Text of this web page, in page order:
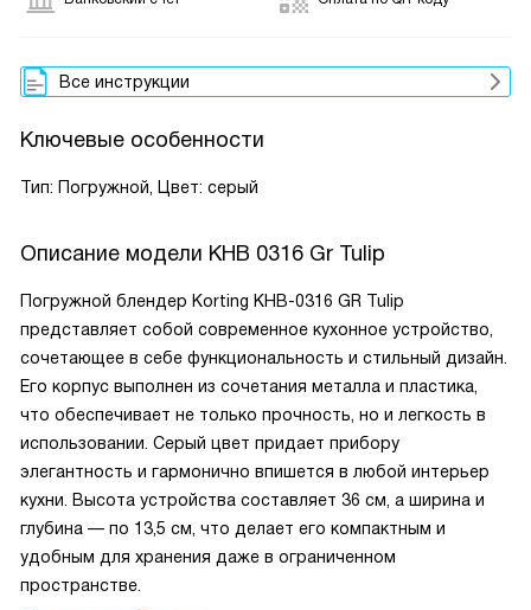
Все инструкции
Ключевые особенности
Тип: Погружной, Цвет: серый
Описание модели KHB 0316 Gr Tulip
Погружной блендер Korting KHB-0316 GR Tulip
представляет собой современное кухонное устройство,
сочетающее в себе функциональность и стильный дизайн.
Его корпус выполнен из сочетания металла и пластика,
что обеспечивает не только прочность, но и легкость в
использовании. Серый цвет придает прибору
элегантность и гармонично впишется в любой интерьер
кухни. Высота устройства составляет 36 см, а ширина и
глубина — по 13,5 см, что делает его компактным и
удобным для хранения даже в ограниченном
пространстве.